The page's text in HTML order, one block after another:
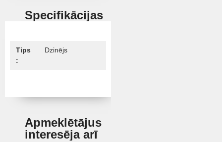
Specifikācijas
Tips
:
Dzinējs
Apmeklētājus
interesēja arī